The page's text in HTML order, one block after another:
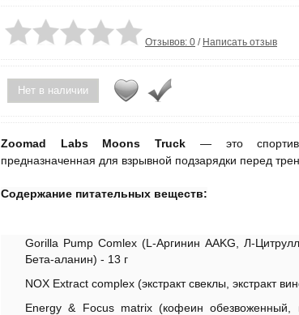
Отзывов: 0 / Написать отзыв
Нет в наличии
Zoomad Labs Moons Truck — это
предназначенная для взрывной подзарядки перед
Содержание питательных веществ:
Gorilla Pump Comlex (L-Аргинин AAKG, Л-
Бета-аланин) - 13 г
NOX Extract complex (экстракт свеклы, экстракт
Energy & Focus matrix (кофеин обезвоженный,